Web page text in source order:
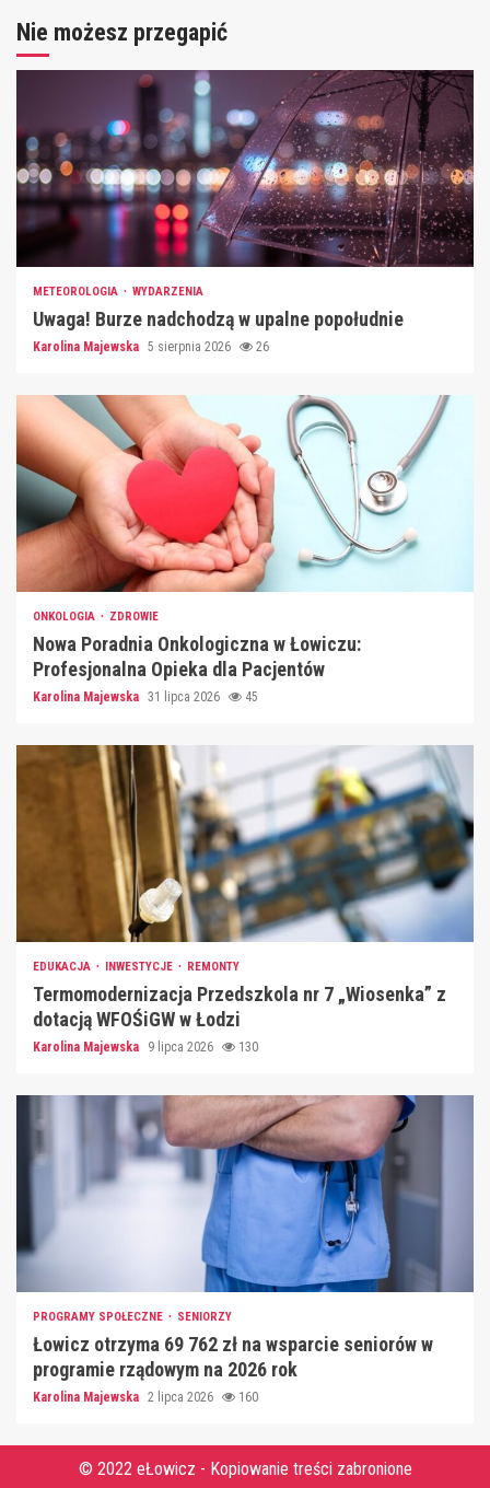
Nie możesz przegapić
METEOROLOGIA WYDARZENIA
Uwaga! Burze nadchodzą w upalne popołudnie
Karolina Majewska 5 sierpnia 2026 26
ONKOLOGIA ZDROWIE
Nowa Poradnia Onkologiczna w Łowiczu:
Profesjonalna Opieka dla Pacjentów
Karolina Majewska 31 lipca 2026 45
EDUKACJA INWESTYCJE REMONTY
Termomodernizacja Przedszkola nr 7 „Wiosenka” z
dotacją WFOŚiGW w Łodzi
Karolina Majewska 9 lipca 2026 130
PROGRAMY SPOŁECZNE SENIORZY
Łowicz otrzyma 69 762 zł na wsparcie seniorów w
programie rządowym na 2026 rok
Karolina Majewska 2 lipca 2026 160
© 2022 eŁowicz - Kopiowanie treści zabronione